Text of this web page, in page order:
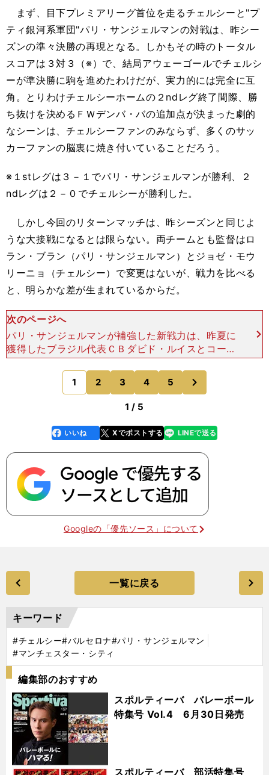
まず、目下プレミアリーグ首位を走るチェルシーと"プ
ティ銀河系軍団"パリ・サンジェルマンの対戦は、昨シー
ズンの準々決勝の再現となる。しかもその時のトータル
スコアは３対３（※）で、結局アウェーゴールでチェルシ
ーが準決勝に駒を進めたわけだが、実力的には完全に互
角。とりわけチェルシーホームの２ndレグ終了間際、勝
ち抜けを決めるＦＷデンバ・バの追加点が決まった劇的
なシーンは、チェルシーファンのみならず、多くのサッ
カーファンの脳裏に焼き付いていることだろう。
※１stレグは３－１でパリ・サンジェルマンが勝利、２
ndレグは２－０でチェルシーが勝利した。
しかし今回のリターンマッチは、昨シーズンと同じよ
うな大接戦になるとは限らない。両チームとも監督はロ
ラン・ブラン（パリ・サンジェルマン）とジョゼ・モウ
リーニョ（チェルシー）で変更はないが、戦力を比べる
と、明らかな差が生まれているからだ。
次のページへ
パリ・サンジェルマンが補強した新戦力は、昨夏に
獲得したブラジル代表ＣＢダビド・ルイスとコート
ジボワール代表の右ＳＢセルジュ・オーリエの２人
のみ。一方のチェルシーはアトレティコ・マドリー
ドからエーススト
1 2 3 4 5
のページへ
1 / 5
faceboo
k
いいね Xでポストする
line LINEで送る
Googleの「優先ソース」について
一覧に戻る
キーワード
#チェルシー#バルセロナ#パリ・サンジェルマン
#マンチェスター・シティ
編集部のおすすめ
スポルティーバ バレーボール
特集号 Vol.4 6月30日発売
スポルティーバ 部活特集号